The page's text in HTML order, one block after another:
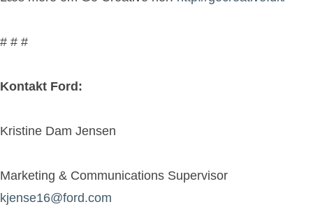
# # #
Kontakt Ford:
Kristine Dam Jensen
Marketing & Communications Supervisor
kjense16@ford.com